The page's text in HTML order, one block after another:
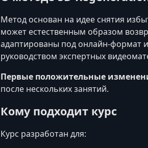
Метод основан на идее снятия
может естественным образом
адаптированы под онлайн-формат
руководством экспертных
Первые положительные
после нескольких занятий.
Кому подходит курс
Курс разработан для: